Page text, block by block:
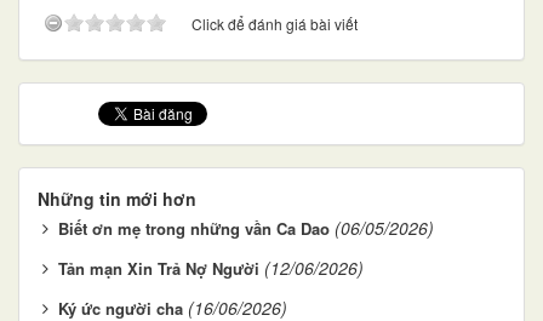
Click để đánh giá bài viết
Những tin mới hơn
Biết ơn mẹ trong những vần Ca Dao (06/05/2026)
Tản mạn Xin Trả Nợ Người (12/06/2026)
Ký ức người cha (16/06/2026)